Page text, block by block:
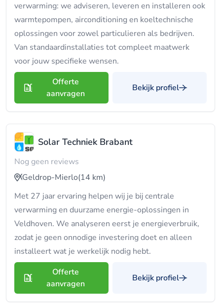
verwarming: we adviseren, leveren en installeren ook
warmtepompen, airconditioning en koeltechnische
oplossingen voor zowel particulieren als bedrijven.
Van standaardinstallaties tot compleet maatwerk
voor jouw specifieke wensen.
Offerte
aanvragen
Bekijk profiel
Solar Techniek Brabant
Nog geen reviews
Geldrop-Mierlo(14 km)
Met 27 jaar ervaring helpen wij je bij centrale
verwarming en duurzame energie-oplossingen in
Veldhoven. We analyseren eerst je energieverbruik,
zodat je geen onnodige investering doet en alleen
installeert wat je werkelijk nodig hebt.
Offerte
aanvragen
Bekijk profiel